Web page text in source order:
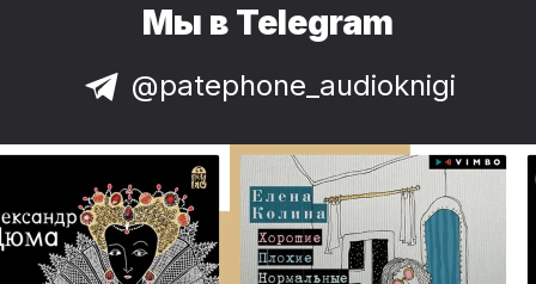
Мы в Telegram
@patephone_audioknigi